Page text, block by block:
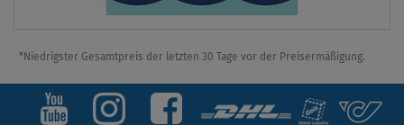
*Niedrigster Gesamtpreis der letzten 30 Tage vor der Preisermäßigung.